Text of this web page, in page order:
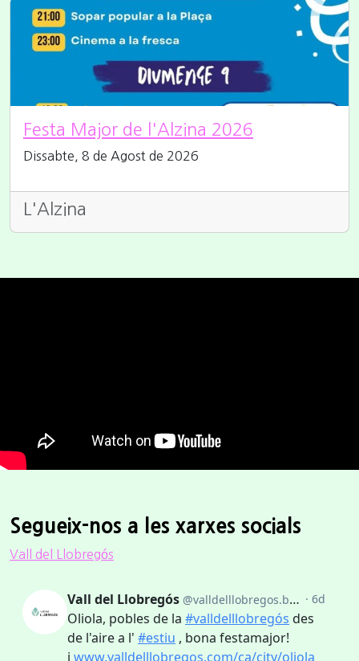
Festa Major de l'Alzina 2026
Dissabte, 8 de Agost de 2026
L'Alzina
Segueix-nos a les xarxes socials
Vall del Llobregós